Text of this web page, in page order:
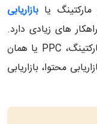
یا بازاریابی
های زیادی دارد.
برخی از این راه حل ها عبارتند از: ایمیل مارکتینگ، PPC یا همان
محتوا، بازاریابی